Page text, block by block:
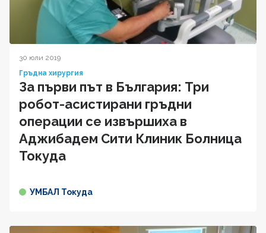
30 юли 2019
Гръдна хирургия
За първи път в България: Три
робот-асистирани гръдни
операции се извършиха в
Аджибадем Сити Клиник Болница
Токуда
УМБАЛ Токуда